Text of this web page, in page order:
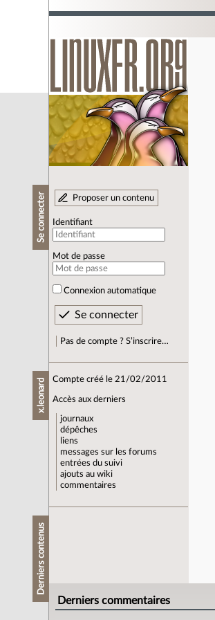
Se connecter Proposer un contenu
Identifiant
Mot de passe
Connexion automatique
Pas de compte ? S’inscrire…
x.leonard Compte créé le 21/02/2011
Accès aux derniers
journaux
dépêches
liens
messages sur les forums
entrées du suivi
ajouts au wiki
commentaires
Derniers contenus
Derniers commentaires